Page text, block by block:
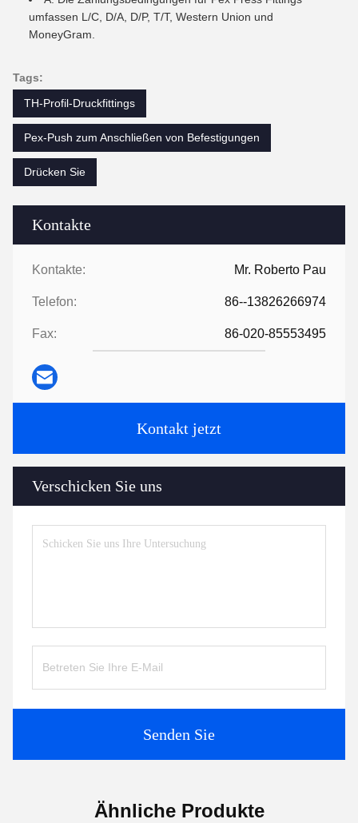
Kontakte
Kontakte: Mr. Roberto Pau
Telefon: 86--13826266974
Fax: 86-020-85553495
Kontakt jetzt
Verschicken Sie uns
Senden Sie
umfassen L/C, D/A, D/P, T/T, Western Union und
MoneyGram.
Tags:
TH-Profil-Druckfittings
Pex-Push zum Anschließen von Befestigungen
Drücken Sie
Ähnliche Produkte